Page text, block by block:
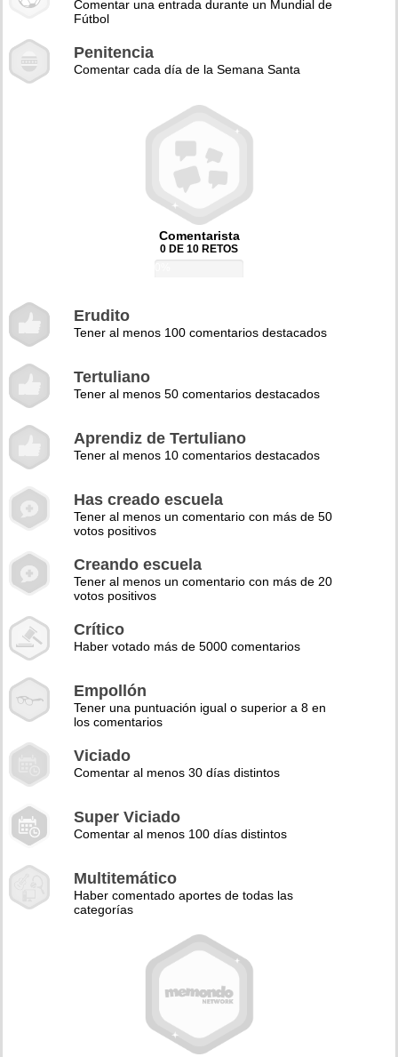
Comentar una entrada durante un Mundial de
Fútbol
Penitencia
Comentar cada día de la Semana Santa
Comentarista
0 DE 10 RETOS
Erudito
Tener al menos 100 comentarios destacados
Tertuliano
Tener al menos 50 comentarios destacados
Aprendiz de Tertuliano
Tener al menos 10 comentarios destacados
Has creado escuela
Tener al menos un comentario con más de 50
votos positivos
Creando escuela
Tener al menos un comentario con más de 20
votos positivos
Crítico
Haber votado más de 5000 comentarios
Empollón
Tener una puntuación igual o superior a 8 en
los comentarios
Viciado
Comentar al menos 30 días distintos
Super Viciado
Comentar al menos 100 días distintos
Multitemático
Haber comentado aportes de todas las
categorías